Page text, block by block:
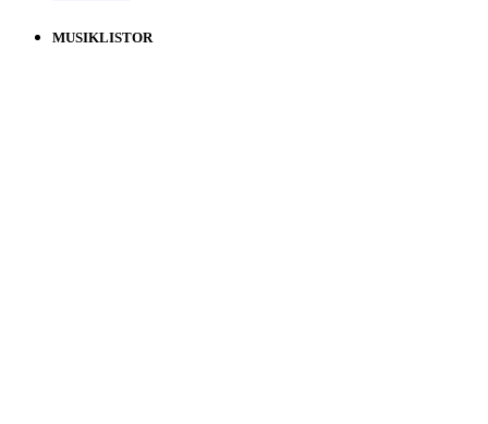
MUSIKLISTOR